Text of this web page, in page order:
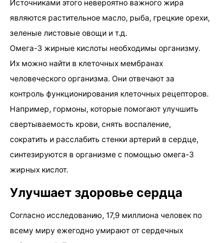
Источниками этого невероятно важного жира
являются растительное масло, рыба, грецкие орехи,
зеленые листовые овощи и т.д.
Омега-3 жирные кислоты необходимы организму.
Их можно найти в клеточных мембранах
человеческого организма. Они отвечают за
контроль функционирования клеточных рецепторов.
Например, гормоны, которые помогают улучшить
свертываемость крови, снять воспаление,
сократить и расслабить стенки артерий в сердце,
синтезируются в организме с помощью омега-3
жирных кислот.
Улучшает здоровье сердца
Согласно исследованию, 17,9 миллиона человек по
всему миру ежегодно умирают от сердечных